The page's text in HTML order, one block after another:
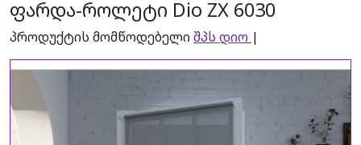
ფარდა-როლეტი Dio ZX 6030
პროდუქტის მომწოდებელიშპს დიო |